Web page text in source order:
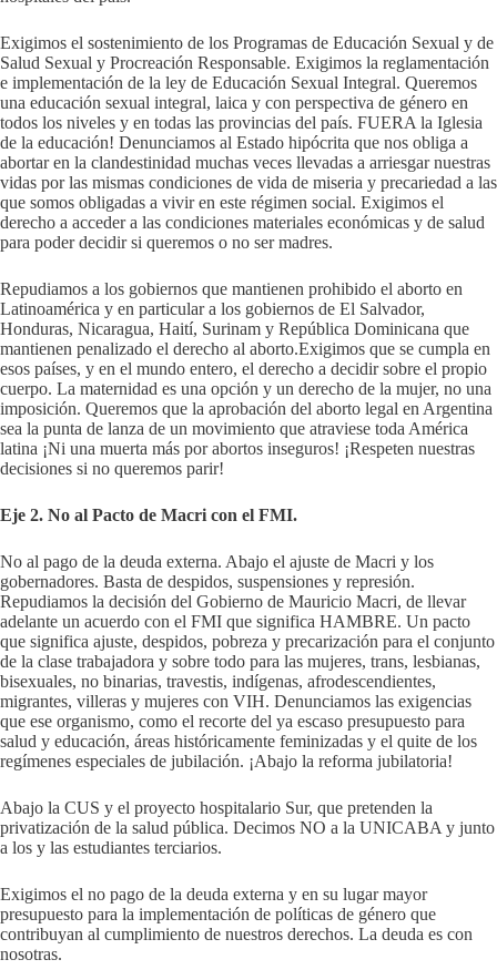
Exigimos el sostenimiento de los Programas de Educación Sexual y de
Salud Sexual y Procreación Responsable. Exigimos la reglamentación
e implementación de la ley de Educación Sexual Integral. Queremos
una educación sexual integral, laica y con perspectiva de género en
todos los niveles y en todas las provincias del país. FUERA la Iglesia
de la educación! Denunciamos al Estado hipócrita que nos obliga a
abortar en la clandestinidad muchas veces llevadas a arriesgar nuestras
vidas por las mismas condiciones de vida de miseria y precariedad a las
que somos obligadas a vivir en este régimen social. Exigimos el
derecho a acceder a las condiciones materiales económicas y de salud
para poder decidir si queremos o no ser madres.
Repudiamos a los gobiernos que mantienen prohibido el aborto en
Latinoamérica y en particular a los gobiernos de El Salvador,
Honduras, Nicaragua, Haití, Surinam y República Dominicana que
mantienen penalizado el derecho al aborto.Exigimos que se cumpla en
esos países, y en el mundo entero, el derecho a decidir sobre el propio
cuerpo. La maternidad es una opción y un derecho de la mujer, no una
imposición. Queremos que la aprobación del aborto legal en Argentina
sea la punta de lanza de un movimiento que atraviese toda América
latina ¡Ni una muerta más por abortos inseguros! ¡Respeten nuestras
decisiones si no queremos parir!
Eje 2. No al Pacto de Macri con el FMI.
No al pago de la deuda externa. Abajo el ajuste de Macri y los
gobernadores. Basta de despidos, suspensiones y represión.
Repudiamos la decisión del Gobierno de Mauricio Macri, de llevar
adelante un acuerdo con el FMI que significa HAMBRE. Un pacto
que significa ajuste, despidos, pobreza y precarización para el conjunto
de la clase trabajadora y sobre todo para las mujeres, trans, lesbianas,
bisexuales, no binarias, travestis, indígenas, afrodescendientes,
migrantes, villeras y mujeres con VIH. Denunciamos las exigencias
que ese organismo, como el recorte del ya escaso presupuesto para
salud y educación, áreas históricamente feminizadas y el quite de los
regímenes especiales de jubilación. ¡Abajo la reforma jubilatoria!
Abajo la CUS y el proyecto hospitalario Sur, que pretenden la
privatización de la salud pública. Decimos NO a la UNICABA y junto
a los y las estudiantes terciarios.
Exigimos el no pago de la deuda externa y en su lugar mayor
presupuesto para la implementación de políticas de género que
contribuyan al cumplimiento de nuestros derechos. La deuda es con
nosotras.